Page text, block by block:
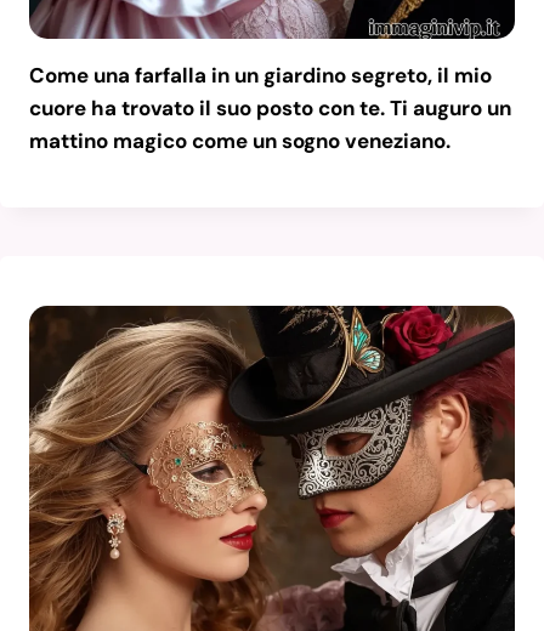
Come una farfalla in un giardino segreto, il mio
cuore ha trovato il suo posto con te. Ti auguro un
mattino magico come un sogno veneziano.